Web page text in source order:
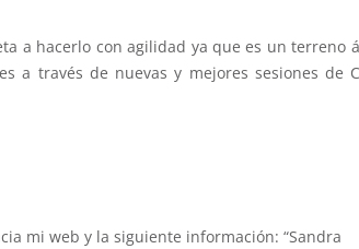
a hacerlo con agilidad ya que es un terreno
a través de nuevas y mejores sesiones de
mi web y la siguiente información: “Sandra